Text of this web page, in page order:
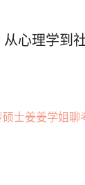
心理学到